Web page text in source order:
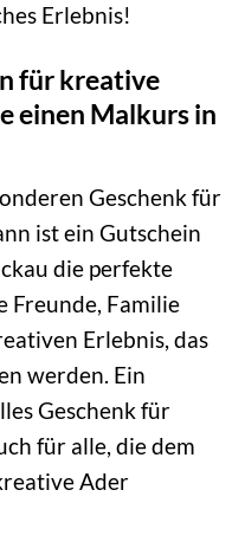
Erlebnis!
für kreative
einen Malkurs in
Geschenk für
ist ein Gutschein
die perfekte
Freunde, Familie
Erlebnis, das
werden. Ein
Geschenk für
für alle, die dem
Ader